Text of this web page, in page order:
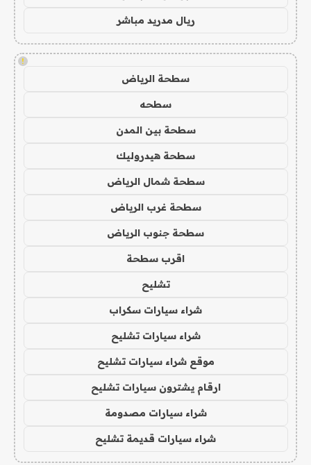
ريال مدريد مباشر
!
سطحة الرياض
سطحه
سطحة بين المدن
سطحة هيدروليك
سطحة شمال الرياض
سطحة غرب الرياض
سطحة جنوب الرياض
اقرب سطحة
تشليح
شراء سيارات سكراب
شراء سيارات تشليح
موقع شراء سيارات تشليح
ارقام يشترون سيارات تشليح
شراء سيارات مصدومة
شراء سيارات قديمة تشليح